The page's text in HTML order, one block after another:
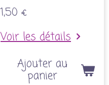
1,50 €
Voir les détails
Ajouter au
panier